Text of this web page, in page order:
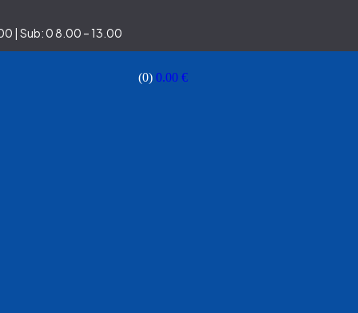
| Sub: 0 8.00 – 13.00
(0) 0.00€